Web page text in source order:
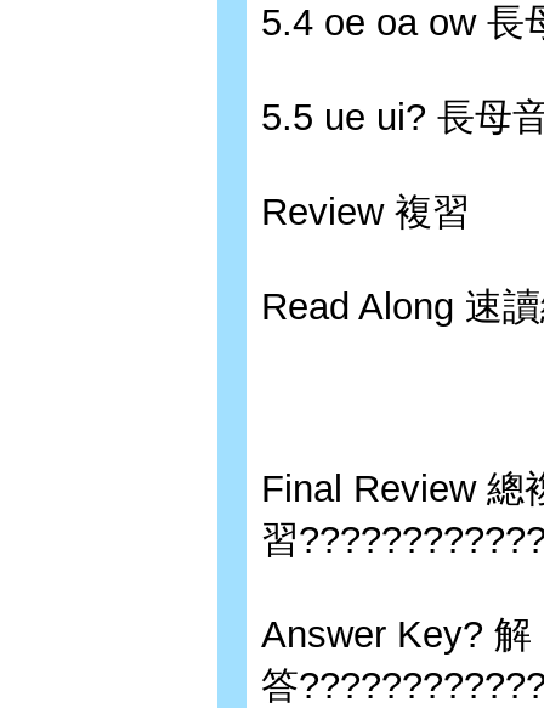
5.4 oe oa ow 長
5.5 ue ui? 長母
Review 複習
Read Along 速
Final Review 總
習
Answer Key? 解
答